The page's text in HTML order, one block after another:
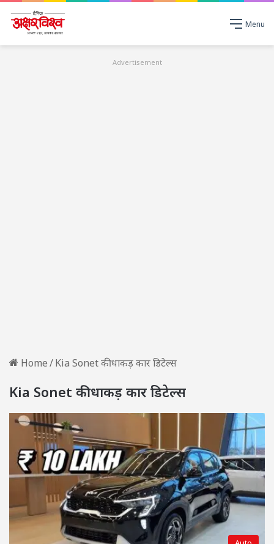
Menu
Advertisement
Home/Kia Sonet की धाकड़ कार डिटेल्स
Kia Sonet की धाकड़ कार डिटेल्स